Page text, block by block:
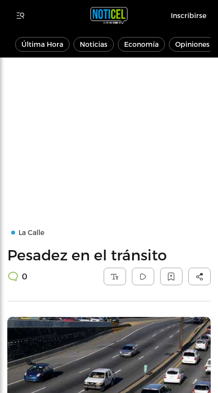
Inscribirse
Última Hora Noticias Economía Opiniones
La Calle
Pesadez en el tránsito
0